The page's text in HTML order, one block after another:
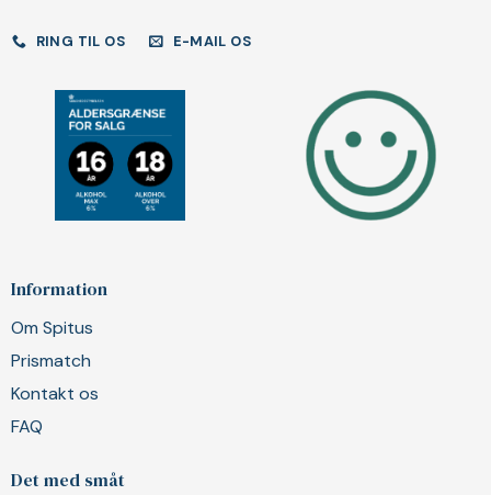
RING TIL OS E-MAIL OS
Information
Om Spitus
Prismatch
Kontakt os
FAQ
Det med småt